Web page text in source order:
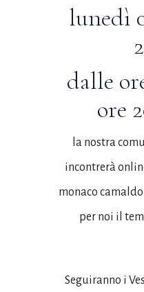
lunedì
dalle
ore
la nostra
incontrerà
monaco
per noi il
Seguiranno i